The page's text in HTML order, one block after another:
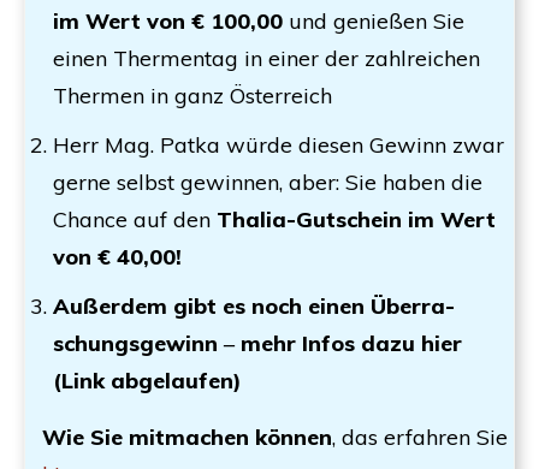
im Wert von € 100,00 und genie­ßen Sie
einen Ther­men­tag in einer der zahl­rei­chen
Ther­men in ganz Österreich
Herr Mag. Pat­ka wür­de die­sen Gewinn zwar
ger­ne selbst gewin­nen, aber: Sie haben die
Chan­ce auf den Tha­lia-Gut­schein im Wert
von € 40,00!
Außer­dem gibt es noch einen Über­ra­
schungs­ge­winn ‒ mehr Infos dazu hier
(Link abgelaufen)
Wie Sie mit­ma­chen kön­nen, das erfah­ren Sie